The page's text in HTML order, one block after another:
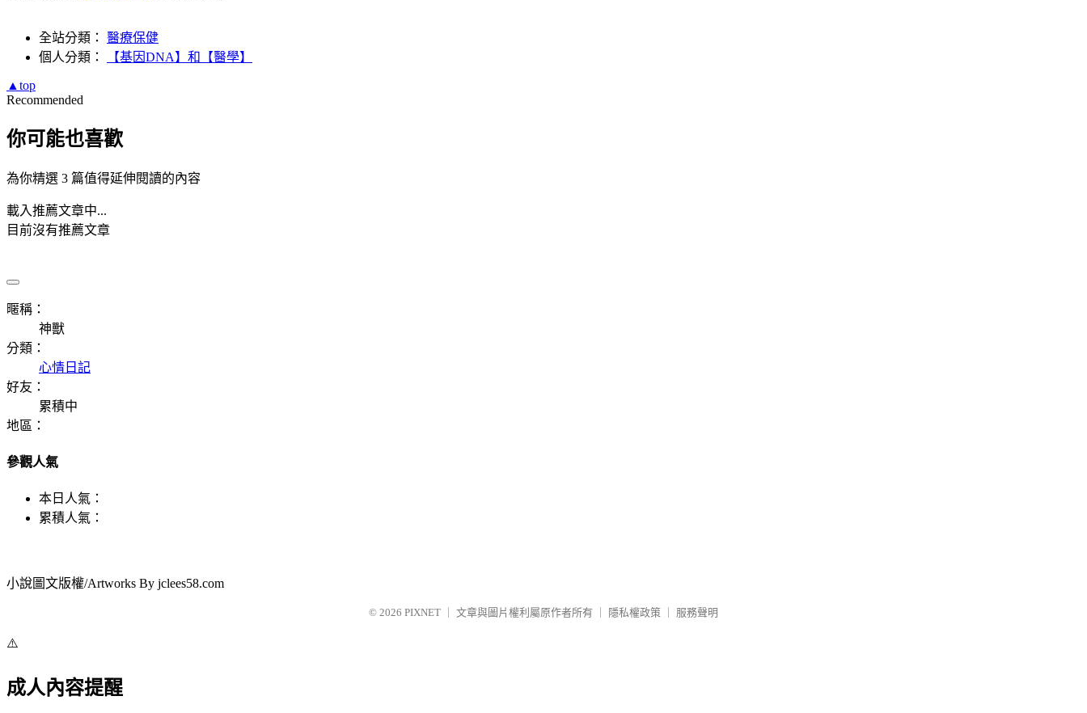
全站分類： 醫療保健
個人分類：
【基因DNA】和【醫學】
▲top
Recommended
你可能也喜歡
為你精選 3 篇值得延伸閱讀的內容
載入推薦文章中...
目前沒有推薦文章
暱稱：
神獸
分類：
心情日記
好友：
累積中
地區：
參觀人氣
本日人氣：
累積人氣：
小說圖文版權/Artworks By jclees58.com
© 2026 PIXNET 文章與圖片權利屬原作者所有 隱私權政策 服務聲明
⚠️
成人內容提醒